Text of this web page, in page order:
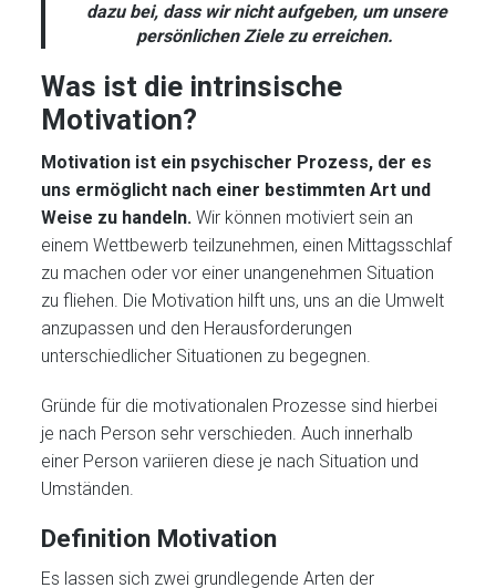
dazu bei, dass wir nicht aufgeben, um unsere
persönlichen Ziele zu erreichen.
Was ist die intrinsische
Motivation?
Motivation ist ein psychischer Prozess, der es
uns ermöglicht nach einer bestimmten Art und
Weise zu handeln.Wir können motiviert sein an
einem Wettbewerb teilzunehmen, einen Mittagsschlaf
zu machen oder vor einer unangenehmen Situation
zu fliehen. Die Motivation hilft uns, uns an die Umwelt
anzupassen und den Herausforderungen
unterschiedlicher Situationen zu begegnen.
Gründe für die motivationalen Prozesse sind hierbei
je nach Person sehr verschieden. Auch innerhalb
einer Person variieren diese je nach Situation und
Umständen.
Definition Motivation
Es lassen sich zwei grundlegende Arten der